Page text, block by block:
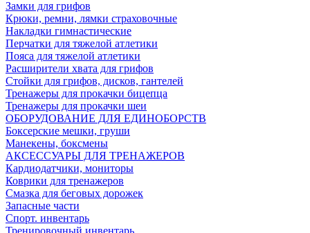
Замки для грифов
Крюки, ремни, лямки страховочные
Накладки гимнастические
Перчатки для тяжелой атлетики
Пояса для тяжелой атлетики
Расширители хвата для грифов
Стойки для грифов, дисков, гантелей
Тренажеры для прокачки бицепца
Тренажеры для прокачки шеи
ОБОРУДОВАНИЕ ДЛЯ ЕДИНОБОРСТВ
Боксерские мешки, груши
Манекены, боксмены
АКСЕССУАРЫ ДЛЯ ТРЕНАЖЕРОВ
Кардиодатчики, мониторы
Коврики для тренажеров
Смазка для беговых дорожек
Запасные части
Спорт. инвентарь
Тренировочный инвентарь